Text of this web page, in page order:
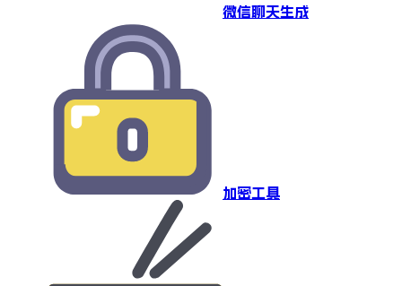
微信聊天生成
加密工具